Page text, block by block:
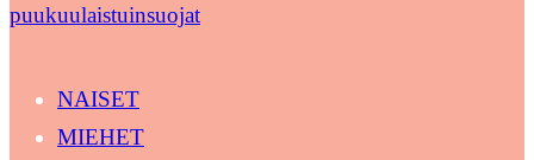
puukuulaistuinsuojat
NAISET
MIEHET